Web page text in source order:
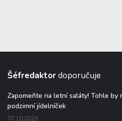
Šéfredaktordoporučuje
Zapomeňte na letní saláty! Tohle by
podzimní jídelníček
07.10.2025